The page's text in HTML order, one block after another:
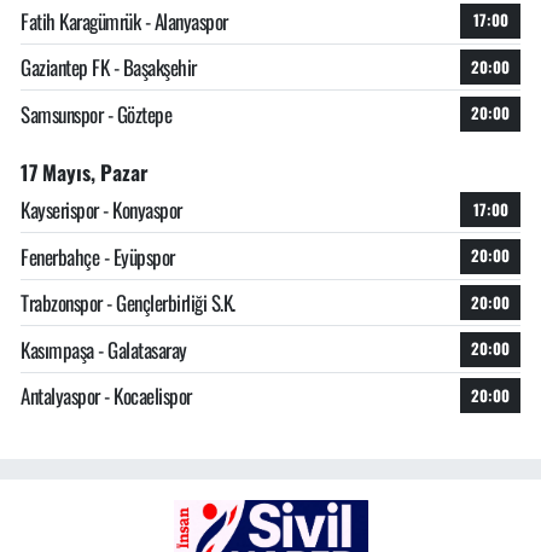
Fatih Karagümrük - Alanyaspor
17:00
Gaziantep FK - Başakşehir 20:00
Samsunspor - Göztepe 20:00
17 Mayıs, Pazar
Kayserispor - Konyaspor
17:00
Fenerbahçe - Eyüpspor 20:00
Trabzonspor - Gençlerbirliği S.K. 20:00
Kasımpaşa - Galatasaray 20:00
Antalyaspor - Kocaelispor 20:00